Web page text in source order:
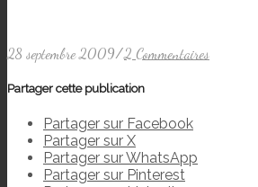
28 septembre 2009/2 Commentaires
Partager cette publication
Partager sur Facebook
Partager sur X
Partager sur WhatsApp
Partager sur Pinterest